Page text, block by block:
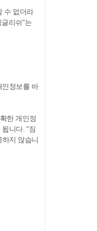
수 없더라
리쉬"는
인정보를 바
한 개인정
니다. "짐
지 않습니